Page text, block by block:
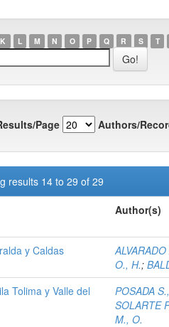
K L M N O P Q R S T
Page Authors/
results 14 to 29 of 29
Author(s)
y Caldas
O., H.;
Tolima y Valle del
POSADA
SOLARTE
M., O.